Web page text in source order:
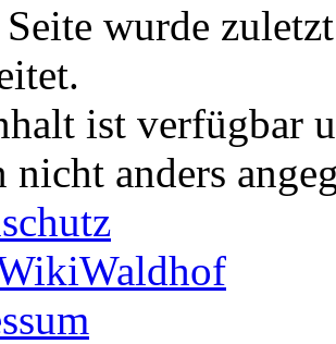
Seite wurde
ist verfügbar
nicht anders